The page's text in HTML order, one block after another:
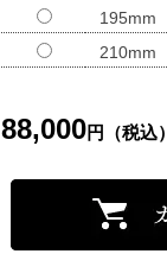
195mm
210mm
88,000円（税込）